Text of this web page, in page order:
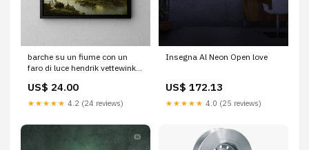
barche su un fiume con un
faro di luce hendrik vettewinkel
Venise
US$ 24.00
★★★★★ 4.2 (24 reviews)
Insegna Al Neon Open love
US$ 172.13
★★★★★ 4.0 (25 reviews)